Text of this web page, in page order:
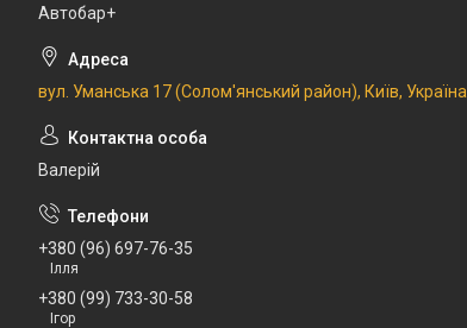
Автобар+
вул. Уманська 17 (Солом'янський район), Київ, Україна
Валерій
+380 (96) 697-76-35
Ілля
+380 (99) 733-30-58
Ігор